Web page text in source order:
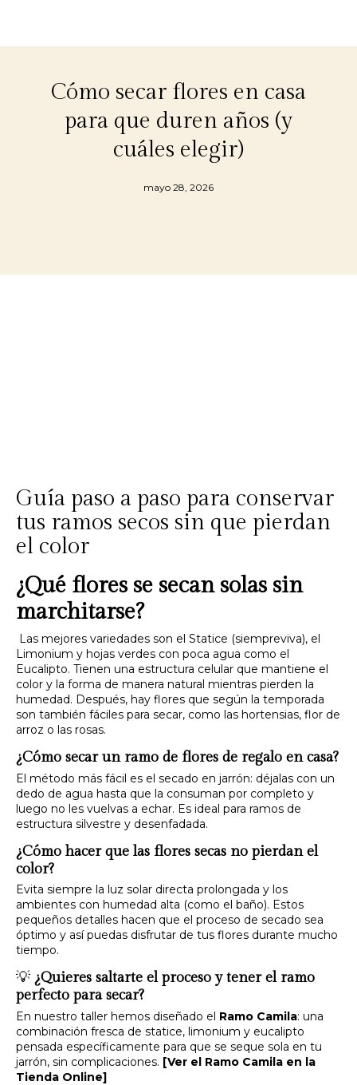
Cómo secar flores en casa
para que duren años (y
cuáles elegir)
mayo 28, 2026
Guía paso a paso para conservar
tus ramos secos sin que pierdan
el color
¿Qué flores se secan solas sin
marchitarse?
Las mejores variedades son el Statice (siempreviva), el
Limonium y hojas verdes con poca agua como el
Eucalipto. Tienen una estructura celular que mantiene el
color y la forma de manera natural mientras pierden la
humedad. Después, hay flores que según la temporada
son también fáciles para secar, como las hortensias, flor de
arroz o las rosas.
¿Cómo secar un ramo de flores de regalo en casa?
El método más fácil es el secado en jarrón: déjalas con un
dedo de agua hasta que la consuman por completo y
luego no les vuelvas a echar. Es ideal para ramos de
estructura silvestre y desenfadada.
¿Cómo hacer que las flores secas no pierdan el
color?
Evita siempre la luz solar directa prolongada y los
ambientes con humedad alta (como el baño). Estos
pequeños detalles hacen que el proceso de secado sea
óptimo y así puedas disfrutar de tus flores durante mucho
tiempo.
💡 ¿Quieres saltarte el proceso y tener el ramo
perfecto para secar?
En nuestro taller hemos diseñado el Ramo Camila: una
combinación fresca de statice, limonium y eucalipto
pensada específicamente para que se seque sola en tu
jarrón, sin complicaciones. [Ver el Ramo Camila en la
Tienda Online]